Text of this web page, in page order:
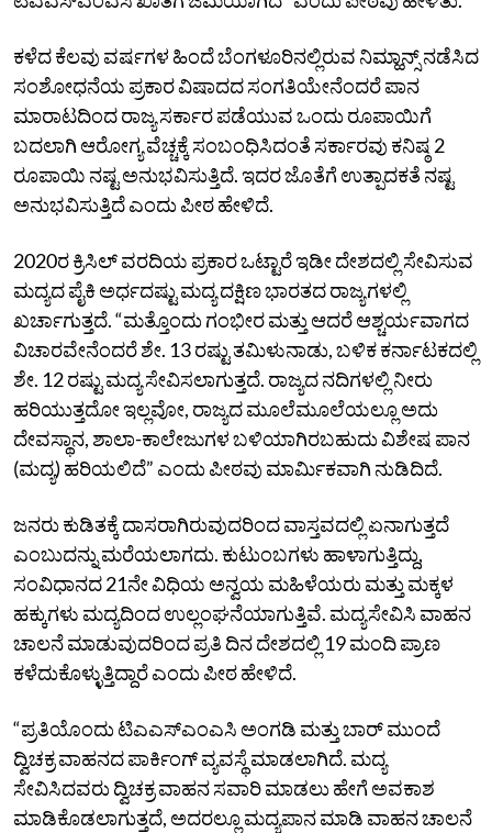
ಕಳೆದ ಕೆಲವು ವರ್ಷಗಳ ಹಿಂದೆ ಬೆಂಗಳೂರಿನಲ್ಲಿರುವ ನಿಮ್ಹಾನ್ಸ್‌ ನಡೆಸಿದ
ಸಂಶೋಧನೆಯ ಪ್ರಕಾರ ವಿಷಾದದ ಸಂಗತಿಯೇನೆಂದರೆ ಪಾನ
ಮಾರಾಟದಿಂದ ರಾಜ್ಯ ಸರ್ಕಾರ ಪಡೆಯುವ ಒಂದು ರೂಪಾಯಿಗೆ
ಬದಲಾಗಿ ಆರೋಗ್ಯ ವೆಚ್ಚಕ್ಕೆ ಸಂಬಂಧಿಸಿದಂತೆ ಸರ್ಕಾರವು ಕನಿಷ್ಠ 2
ರೂಪಾಯಿ ನಷ್ಟ ಅನುಭವಿಸುತ್ತಿದೆ. ಇದರ ಜೊತೆಗೆ ಉತ್ಪಾದಕತೆ ನಷ್ಟ
ಅನುಭವಿಸುತ್ತಿದೆ ಎಂದು ಪೀಠ ಹೇಳಿದೆ.
2020ರ ಕ್ರಿಸಿಲ್‌ ವರದಿಯ ಪ್ರಕಾರ ಒಟ್ಟಾರೆ ಇಡೀ ದೇಶದಲ್ಲಿ ಸೇವಿಸುವ
ಮದ್ಯದ ಪೈಕಿ ಅರ್ಧದಷ್ಟು ಮದ್ಯ ದಕ್ಷಿಣ ಭಾರತದ ರಾಜ್ಯಗಳಲ್ಲಿ
ಖರ್ಚಾಗುತ್ತದೆ. “ಮತ್ತೊಂದು ಗಂಭೀರ ಮತ್ತು ಆದರೆ ಆಶ್ಚರ್ಯವಾಗದ
ವಿಚಾರವೇನೆಂದರೆ ಶೇ. 13 ರಷ್ಟು ತಮಿಳುನಾಡು, ಬಳಿಕ ಕರ್ನಾಟಕದಲ್ಲಿ
ಶೇ. 12 ರಷ್ಟು ಮದ್ಯ ಸೇವಿಸಲಾಗುತ್ತದೆ. ರಾಜ್ಯದ ನದಿಗಳಲ್ಲಿ ನೀರು
ಹರಿಯುತ್ತದೋ ಇಲ್ಲವೋ, ರಾಜ್ಯದ ಮೂಲೆಮೂಲೆಯಲ್ಲೂ ಅದು
ದೇವಸ್ಥಾನ, ಶಾಲಾ-ಕಾಲೇಜುಗಳ ಬಳಿಯಾಗಿರಬಹುದು ವಿಶೇಷ ಪಾನ
(ಮದ್ಯ) ಹರಿಯಲಿದೆ” ಎಂದು ಪೀಠವು ಮಾರ್ಮಿಕವಾಗಿ ನುಡಿದಿದೆ.
ಜನರು ಕುಡಿತಕ್ಕೆ ದಾಸರಾಗಿರುವುದರಿಂದ ವಾಸ್ತವದಲ್ಲಿ ಏನಾಗುತ್ತದೆ
ಎಂಬುದನ್ನು ಮರೆಯಲಾಗದು. ಕುಟುಂಬಗಳು ಹಾಳಾಗುತ್ತಿದ್ದು,
ಸಂವಿಧಾನದ 21ನೇ ವಿಧಿಯ ಅನ್ವಯ ಮಹಿಳೆಯರು ಮತ್ತು ಮಕ್ಕಳ
ಹಕ್ಕುಗಳು ಮದ್ಯದಿಂದ ಉಲ್ಲಂಘನೆಯಾಗುತ್ತಿವೆ. ಮದ್ಯಸೇವಿಸಿ ವಾಹನ
ಚಾಲನೆ ಮಾಡುವುದರಿಂದ ಪ್ರತಿ ದಿನ ದೇಶದಲ್ಲಿ 19 ಮಂದಿ ಪ್ರಾಣ
ಕಳೆದುಕೊಳ್ಳುತ್ತಿದ್ದಾರೆ ಎಂದು ಪೀಠ ಹೇಳಿದೆ.
“ಪ್ರತಿಯೊಂದು ಟಿಎಎಸ್‌ಎಂಎಸಿ ಅಂಗಡಿ ಮತ್ತು ಬಾರ್‌ ಮುಂದೆ
ದ್ವಿಚಕ್ರ ವಾಹನದ ಪಾರ್ಕಿಂಗ್‌ ವ್ಯವಸ್ಥೆ ಮಾಡಲಾಗಿದೆ. ಮದ್ಯ
ಸೇವಿಸಿದವರು ದ್ವಿಚಕ್ರ ವಾಹನ ಸವಾರಿ ಮಾಡಲು ಹೇಗೆ ಅವಕಾಶ
ಮಾಡಿಕೊಡಲಾಗುತ್ತದೆ, ಅದರಲ್ಲೂ ಮದ್ಯಪಾನ ಮಾಡಿ ವಾಹನ ಚಾಲನೆ